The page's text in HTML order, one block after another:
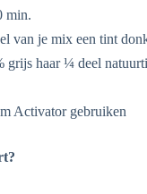
min.
van je mix een tint
grijs haar ¼ deel
Activator gebruiken